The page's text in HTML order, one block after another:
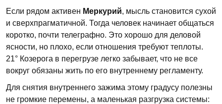
Если рядом активен Меркурий, мысль становится сухой
и сверхпрагматичной. Тогда человек начинает общаться
коротко, почти телеграфно. Это хорошо для деловой
ясности, но плохо, если отношения требуют теплоты.
21° Козерога в перегрузе легко забывает, что не все
вокруг обязаны жить по его внутреннему регламенту.
Для снятия внутреннего зажима этому градусу полезны
не громкие перемены, а маленькая разгрузка системы: